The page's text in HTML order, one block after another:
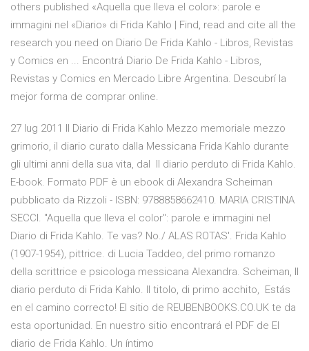
others published «Aquella que lleva el color»: parole e
immagini nel «Diario» di Frida Kahlo | Find, read and cite all the
research you need on Diario De Frida Kahlo - Libros, Revistas
y Comics en ... Encontrá Diario De Frida Kahlo - Libros,
Revistas y Comics en Mercado Libre Argentina. Descubrí la
mejor forma de comprar online.
27 lug 2011 Il Diario di Frida Kahlo Mezzo memoriale mezzo
grimorio, il diario curato dalla Messicana Frida Kahlo durante
gli ultimi anni della sua vita, dal Il diario perduto di Frida Kahlo.
E-book. Formato PDF è un ebook di Alexandra Scheiman
pubblicato da Rizzoli - ISBN: 9788858662410. MARIA CRISTINA
SECCI. "Aquella que lleva el color": parole e immagini nel
Diario di Frida Kahlo. Te vas? No./ ALAS ROTAS'. Frida Kahlo
(1907-1954), pittrice. di Lucia Taddeo, del primo romanzo
della scrittrice e psicologa messicana Alexandra. Scheiman, Il
diario perduto di Frida Kahlo. Il titolo, di primo acchito, Estás
en el camino correcto! El sitio de REUBENBOOKS.CO.UK te da
esta oportunidad. En nuestro sitio encontrará el PDF de El
diario de Frida Kahlo. Un íntimo